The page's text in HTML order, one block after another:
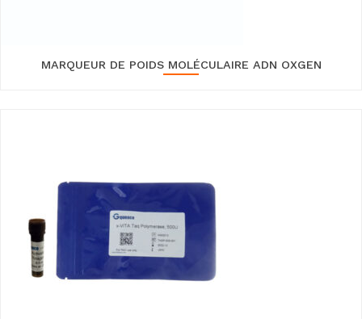
MARQUEUR DE POIDS MOLÉCULAIRE ADN OXGEN